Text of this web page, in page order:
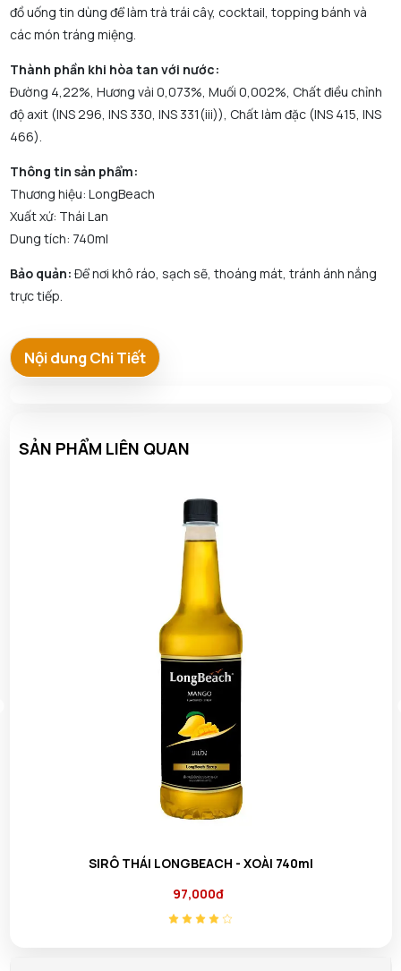
đồ uống tin dùng để làm trà trái cây, cocktail, topping bánh và
các món tráng miệng.
Thành phần khi hòa tan với nước:
Đường 4,22%, Hương vải 0,073%, Muối 0,002%, Chất điều chỉnh
độ axit (INS 296, INS 330, INS 331(iii)), Chất làm đặc (INS 415, INS
466).
Thông tin sản phẩm:
Thương hiệu: LongBeach
Xuất xứ: Thái Lan
Dung tích: 740ml
Bảo quản: Để nơi khô ráo, sạch sẽ, thoáng mát, tránh ánh nắng
trực tiếp.
Nội dung Chi Tiết
SẢN PHẨM LIÊN QUAN
SIRÔ THÁI LONGBEACH - XOÀI 740ml
97,000đ